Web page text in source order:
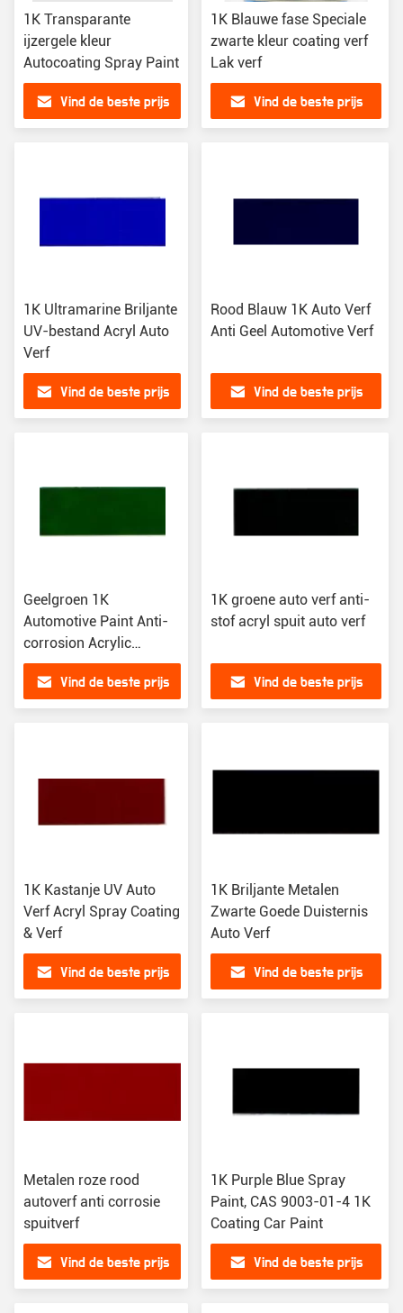
1K Transparante
ijzergele kleur
Autocoating Spray Paint
Vind de beste prijs
1K Blauwe fase Speciale
zwarte kleur coating verf
Lak verf
Vind de beste prijs
1K Ultramarine Briljante
UV-bestand Acryl Auto
Verf
Vind de beste prijs
Rood Blauw 1K Auto Verf
Anti Geel Automotive Verf
Vind de beste prijs
Geelgroen 1K
Automotive Paint Anti-
corrosion Acrylic
Coating Refinishing
Vind de beste prijs
1K groene auto verf anti-
stof acryl spuit auto verf
Vind de beste prijs
1K Kastanje UV Auto
Verf Acryl Spray Coating
& Verf
Vind de beste prijs
1K Briljante Metalen
Zwarte Goede Duisternis
Auto Verf
Vind de beste prijs
Metalen roze rood
autoverf anti corrosie
spuitverf
Vind de beste prijs
1K Purple Blue Spray
Paint, CAS 9003-01-4 1K
Coating Car Paint
Vind de beste prijs